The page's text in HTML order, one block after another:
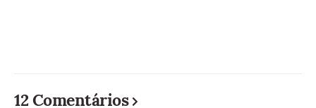
12 Comentários